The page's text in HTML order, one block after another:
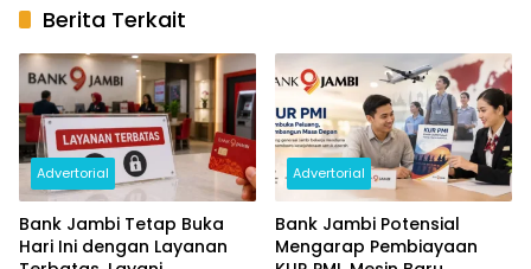
Berita Terkait
Advertorial
Bank Jambi Tetap Buka
Hari Ini dengan Layanan
Advertorial
Bank Jambi Potensial
Mengarap Pembiayaan